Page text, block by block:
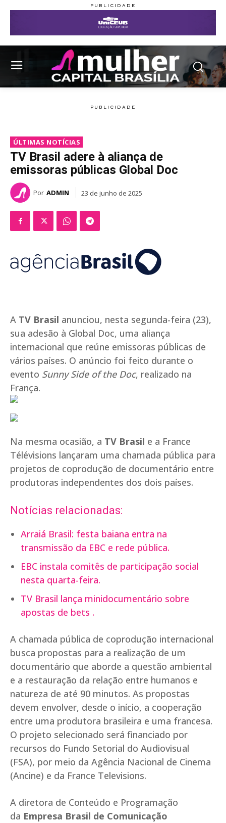
ÚLTIMAS NOTÍCIAS
TV Brasil adere à aliança de
emissoras públicas Global Doc
Por ADMIN 23 de junho de 2025
A TV Brasil anunciou, nesta segunda-feira (23),
sua adesão à Global Doc, uma aliança
internacional que reúne emissoras públicas de
vários países. O anúncio foi feito durante o
evento Sunny Side of the Doc, realizado na
França.
Na mesma ocasião, a TV Brasil e a France
Télévisions lançaram uma chamada pública para
projetos de coprodução de documentário entre
produtoras independentes dos dois países.
Notícias relacionadas:
Arraiá Brasil: festa baiana entra na
transmissão da EBC e rede pública.
EBC instala comitês de participação social
nesta quarta-feira.
TV Brasil lança minidocumentário sobre
apostas de bets .
A chamada pública de coprodução internacional
busca propostas para a realização de um
documentário que aborde a questão ambiental
e a restauração da relação entre humanos e
natureza de até 90 minutos. As propostas
devem envolver, desde o início, a cooperação
entre uma produtora brasileira e uma francesa.
O projeto selecionado será financiado por
recursos do Fundo Setorial do Audiovisual
(FSA), por meio da Agência Nacional de Cinema
(Ancine) e da France Televisions.
A diretora de Conteúdo e Programação
da Empresa Brasil de Comunicação